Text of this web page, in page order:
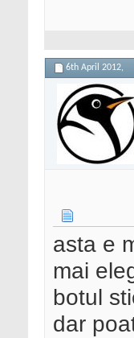
6th April 2012,
asta e
mai
botul
dar